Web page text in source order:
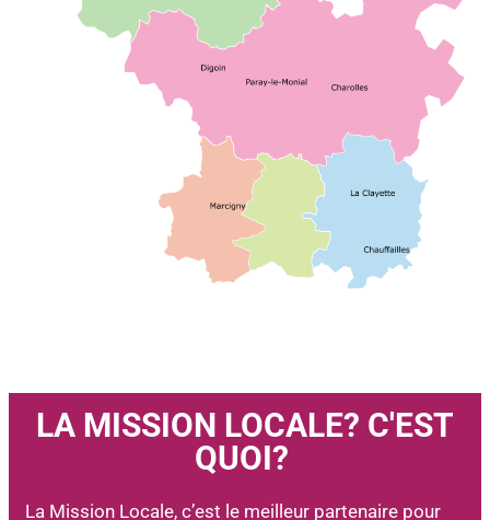
LA MISSION LOCALE? C'EST
QUOI?
La Mission Locale, c’est le meilleur partenaire pour